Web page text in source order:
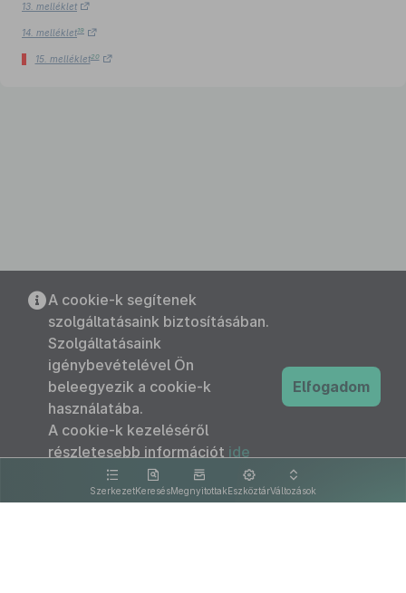
13. melléklet
14. melléklet19
15. melléklet20
SzerkezetKeresésMegnyitottakEszköztárVáltozások
A cookie-k segítenek
szolgáltatásaink biztosításában.
Szolgáltatásaink
igénybevételével Ön
beleegyezik a cookie-k
használatába.
A cookie-k kezeléséről
részletesebb információt ide
kattintva olvashat.
Elfogadom